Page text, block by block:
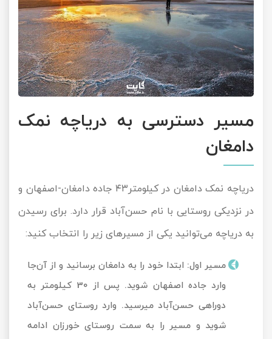
مسیر دسترسی به دریاچه نمک
دامغان
دریاچه نمک دامغان در کیلومتر۴۳ جاده دامغان-اصفهان و
در نزدیکی روستایی با نام حسن‌آباد قرار دارد. برای رسیدن
به دریاچه می‌توانید یکی از مسیرهای زیر را انتخاب کنید:
مسیر اول: ابتدا خود را به دامغان برسانید و از آن‌جا
وارد جاده اصفهان شوید. پس از 30 کیلومتر به
دوراهی حسن‌آباد می‎رسید. وارد روستای حسن‌آباد
شوید و مسیر را به سمت روستای خورزان ادامه